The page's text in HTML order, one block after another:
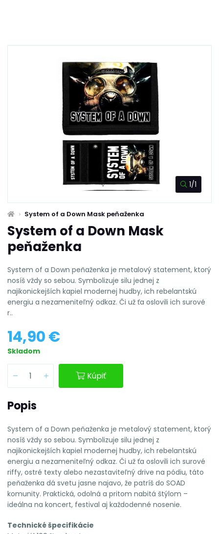
1/1
System of a Down Mask peňaženka
System of a Down Mask
peňaženka
System of a Down peňaženka je metalový statement, ktorý
nosíš vždy so sebou. Symbolizuje silu jednej z
najikonickejších kapiel modernej hudby, ich rebelantskú
energiu a nezameniteľný odkaz. Či už ťa oslovili ich surové
r..
14,90 €
Skladom
Kúpiť
Popis
System of a Down peňaženka je metalový statement, ktorý
nosíš vždy so sebou. Symbolizuje silu jednej z
najikonickejších kapiel modernej hudby, ich rebelantskú
energiu a nezameniteľný odkaz. Či už ťa oslovili ich surové
riffy, ostré texty alebo nezastaviteľný drive na pódiu, táto
peňaženka dá svetu jasne najavo, že patríš do SOAD
komunity. Praktická, odolná a pritom nabitá štýlom –
ideálna na koncert, festival aj každodenné nosenie.
Technické špecifikácie